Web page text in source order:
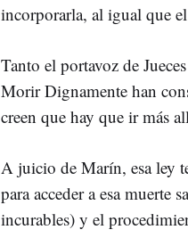
incorporarla, al igual que
Tanto el portavoz de
Morir Dignamente han
creen que hay que ir más
A juicio de Marín, esa ley
para acceder a esa muerte
incurables) y el